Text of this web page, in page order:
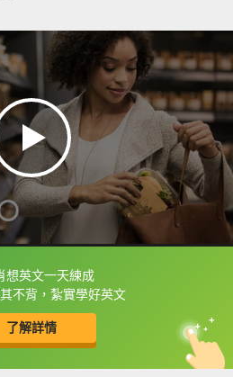
想英文一天練成
不背，紮實學好英文
了解詳情
幕可以直接查字典喔！
中
英